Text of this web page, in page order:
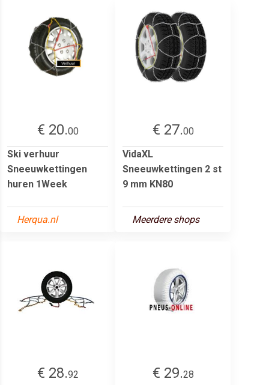
€ 20.00
Ski verhuur
Sneeuwkettingen
huren 1Week
Herqua.nl
€ 27.00
VidaXL
Sneeuwkettingen 2 st
9 mm KN80
Meerdere shops
€ 28.92
€ 29.28